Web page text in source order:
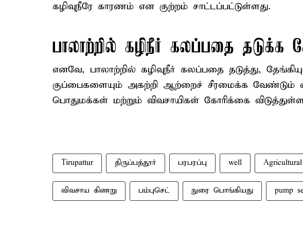
கழிவுநீரே காரணம் என குற்றம் சாட்டப்பட்டுள்ளது.
பாலாற்றில் கழிநீர் கலப்பதை தடுக்க
எனவே, பாலாற்றில் கழிவுநீர் கலப்பதை தடுத்து,
குப்பைகளையும் அகற்றி ஆற்றைச் சீரமைக்க வேண்டும்
பொதுமக்கள் மற்றும் விவசாயிகள் கோரிக்கை
Tirupattur திருப்பத்தூர் பரபரப்பு well Agricultural
விவசாய கிணறு பம்புசெட் நுரை பொங்கியது pump